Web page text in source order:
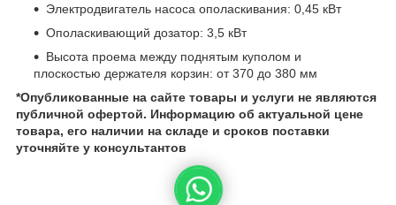
Электродвигатель насоса ополаскивания: 0,45 кВт
Ополаскивающий дозатор: 3,5 кВт
Высота проема между поднятым куполом и
плоскостью держателя корзин: от 370 до 380 мм
*Опубликованные на сайте товары и услуги не являются
публичной офертой. Информацию об актуальной цене
товара, его наличии на складе и сроков поставки
уточняйте у консультантов